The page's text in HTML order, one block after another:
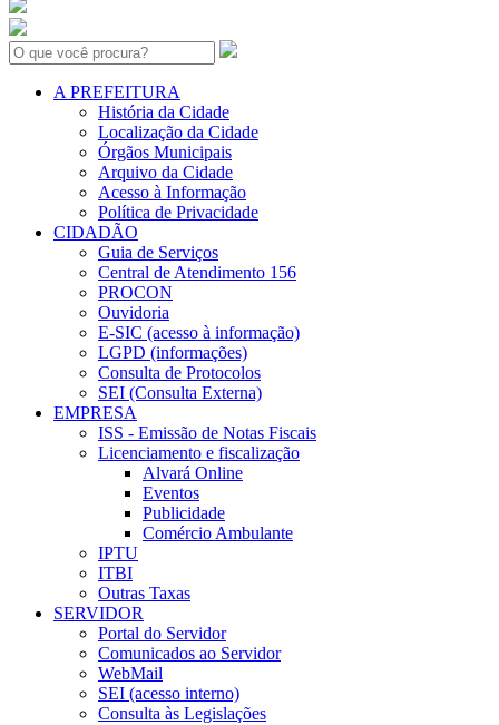
Search:
A PREFEITURA
História da Cidade
Localização da Cidade
Órgãos Municipais
Arquivo da Cidade
Acesso à Informação
Política de Privacidade
CIDADÃO
Guia de Serviços
Central de Atendimento 156
PROCON
Ouvidoria
E-SIC (acesso à informação)
LGPD (informações)
Consulta de Protocolos
SEI (Consulta Externa)
EMPRESA
ISS - Emissão de Notas Fiscais
Licenciamento e fiscalização
Alvará Online
Eventos
Publicidade
Comércio Ambulante
IPTU
ITBI
Outras Taxas
SERVIDOR
Portal do Servidor
Comunicados ao Servidor
WebMail
SEI (acesso interno)
Consulta às Legislações